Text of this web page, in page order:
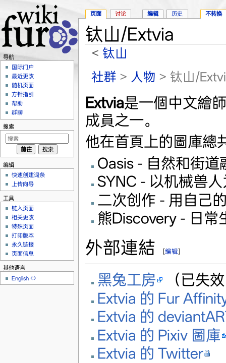
钛山/Extvia
< 钛山
社群 > 人物 > 钛山/
Extvia是一個中文繪
成員之一。
他在首頁上的圖庫總
Oasis - 自然和街
SYNC - 以机械兽
二次创作 - 用自己
熊Discovery - 日常
外部連結 [编辑]
黑兔工房 （已失
Extvia 的 Fur
Extvia 的
Extvia 的 Pixiv 圖庫
Extvia 的 Twitter
页面 讨论 编辑 历史 不转换
导航
国际门户
最近更改
随机页面
方针指引
帮助
群聊
搜索
编辑
快速创建词条
上传向导
工具
链入页面
相关更改
特殊页面
打印版本
永久链接
页面信息
其他语言
English ⇔